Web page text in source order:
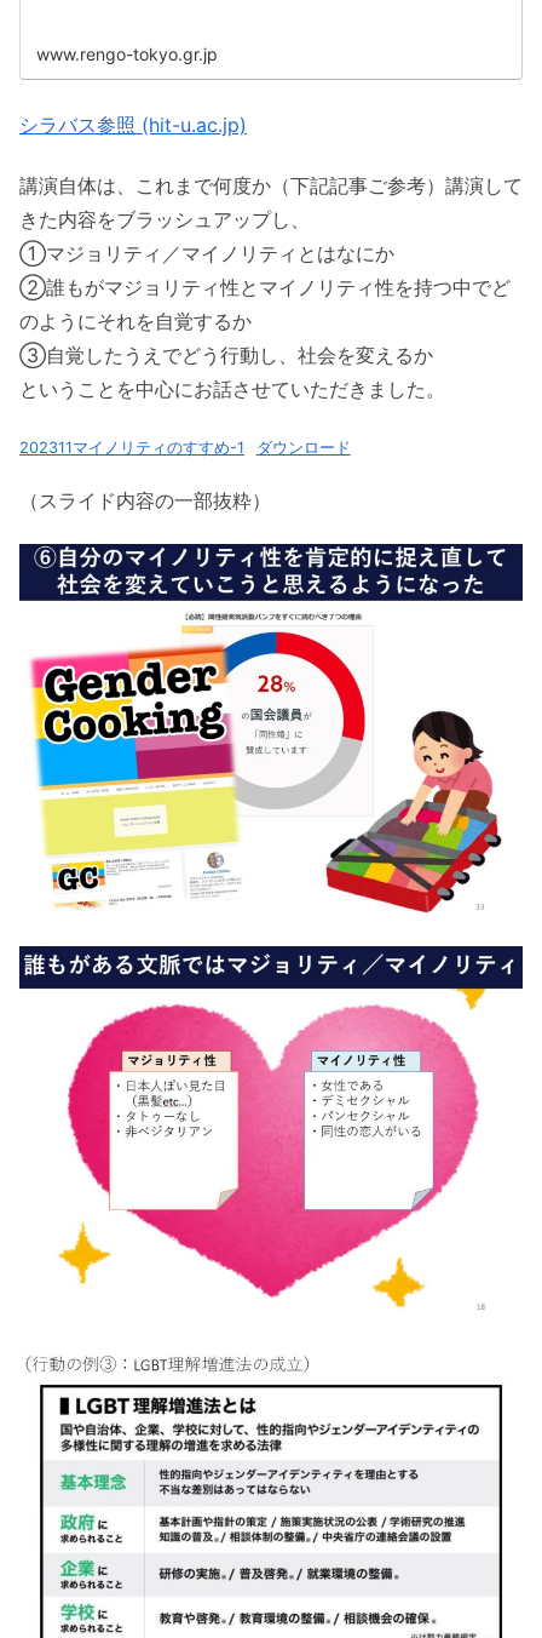
www.rengo-tokyo.gr.jp
シラバス参照 (hit-u.ac.jp)
講演自体は、これまで何度か（下記記事ご参考）講演して
きた内容をブラッシュアップし、
①マジョリティ／マイノリティとはなにか
②誰もがマジョリティ性とマイノリティ性を持つ中でど
のようにそれを自覚するか
③自覚したうえでどう行動し、社会を変えるか
ということを中心にお話させていただきました。
202311マイノリティのすすめ-1 ダウンロード
（スライド内容の一部抜粋）